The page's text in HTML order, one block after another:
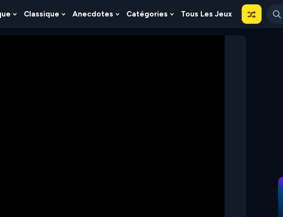
Show
For
Classique
Show
For
Anecdotes
Show
For
Catégories
Show
For
Tous Les Jeux